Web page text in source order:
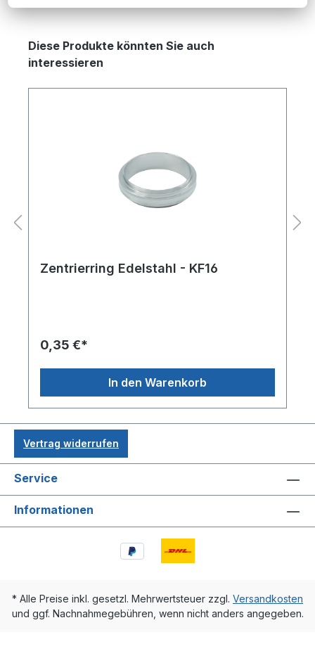
Produktgalerie überspringen
Diese Produkte könnten Sie auch
interessieren
Zentrierring Edelstahl - KF16
0,35 €*
In den Warenkorb
Vertrag widerrufen
Service
Informationen
* Alle Preise inkl. gesetzl. Mehrwertsteuer zzgl. Versandkosten
und ggf. Nachnahmegebühren, wenn nicht anders angegeben.